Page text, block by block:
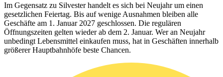
Im Gegensatz zu Silvester handelt es sich bei Neujahr um einen
gesetzlichen Feiertag. Bis auf wenige Ausnahmen bleiben alle
Geschäfte am 1. Januar 2027 geschlossen. Die regulären
Öffnungszeiten gelten wieder ab dem 2. Januar. Wer an Neujahr
unbedingt Lebensmittel einkaufen muss, hat in Geschäften innerhalb
größerer Hauptbahnhöfe beste Chancen.